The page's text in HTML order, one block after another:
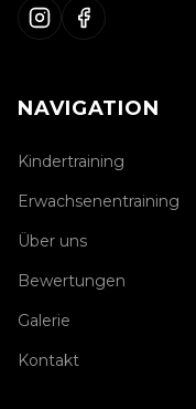
NAVIGATION
Kindertraining
Erwachsenentraining
Über uns
Bewertungen
Galerie
Kontakt